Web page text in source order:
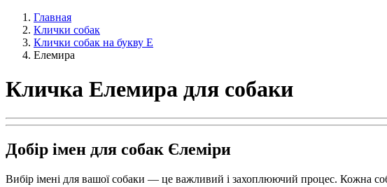
Главная
Клички собак
Клички собак на букву Е
Елемира
Кличка Елемира для собаки
Добір імен для собак Єлеміри
Вибір імені для вашої собаки — це важливий і захоплюючий процес. Кожна